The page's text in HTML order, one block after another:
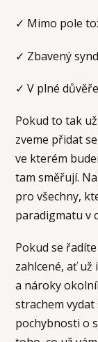
✓ Mimo pole
✓ Zbavený
✓ V plné
Pokud to tak
zveme přidat
ve kterém
tam směřují.
pro všechny,
paradigmatu v
Pokud se
zahlcené, ať
a nároky
strachem
pochybnosti o